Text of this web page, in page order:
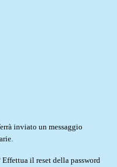
inviato un messaggio
il reset della password